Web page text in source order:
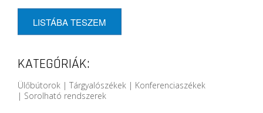
LISTÁBA TESZEM
KATEGÓRIÁK:
Ülőbútorok | Tárgyalószékek | Konferenciaszékek
| Sorolható rendszerek